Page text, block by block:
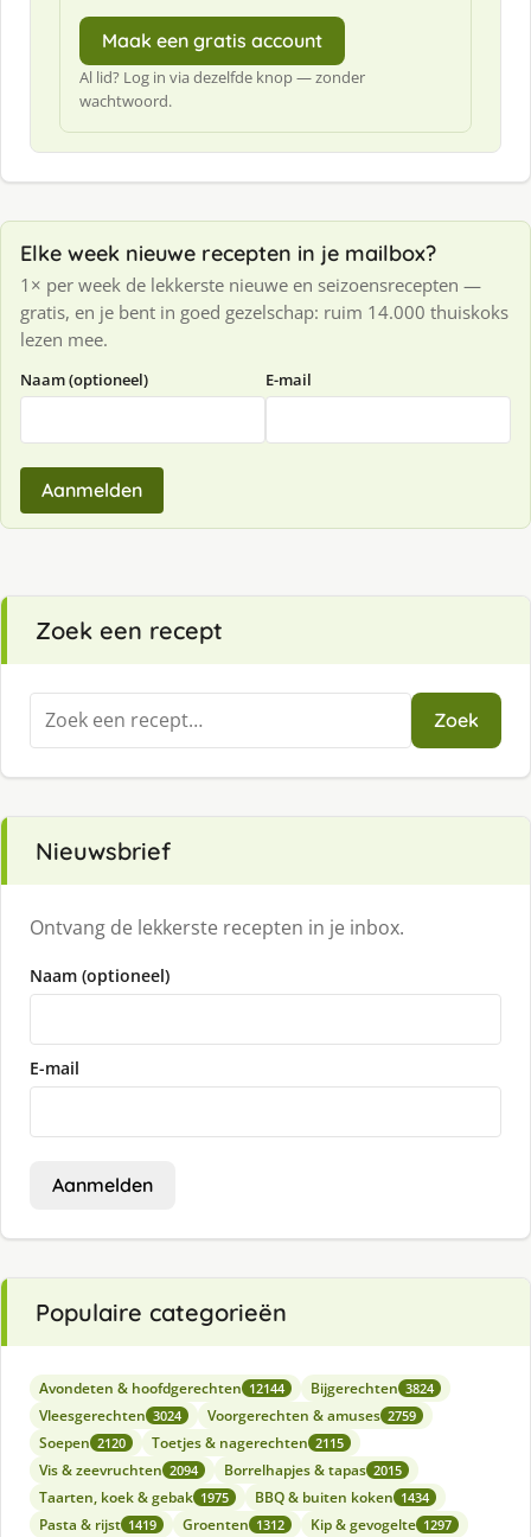
Maak een gratis account
Al lid? Log in via dezelfde knop — zonder
wachtwoord.
Elke week nieuwe recepten in je mailbox?
1× per week de lekkerste nieuwe en seizoensrecepten —
gratis, en je bent in goed gezelschap: ruim 14.000 thuiskoks
lezen mee.
Naam (optioneel) E-mail
Aanmelden
Zoek een recept
Zoeken
naar:
Zoek
Nieuwsbrief
Ontvang de lekkerste recepten in je inbox.
Naam (optioneel)
E-mail
Aanmelden
Populaire categorieën
Avondeten & hoofdgerechten 12144 Bijgerechten 3824
Vleesgerechten 3024 Voorgerechten & amuses 2759
Soepen 2120 Toetjes & nagerechten 2115
Vis & zeevruchten 2094 Borrelhapjes & tapas 2015
Taarten, koek & gebak 1975 BBQ & buiten koken 1434
Pasta & rijst 1419 Groenten 1312 Kip & gevogelte 1297